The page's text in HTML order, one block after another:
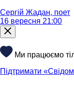
Сергій Жадан, поет
16 вересня 21:00
Ми працюємо
Підтримати